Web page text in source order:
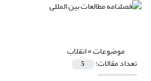
موضوعات =انقلاب
تعداد مقالات: 5